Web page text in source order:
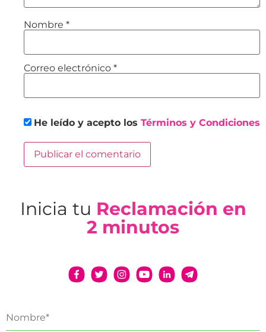
Nombre *
Correo electrónico *
He leído y acepto los Términos y Condiciones
Inicia tu Reclamación en
2 minutos